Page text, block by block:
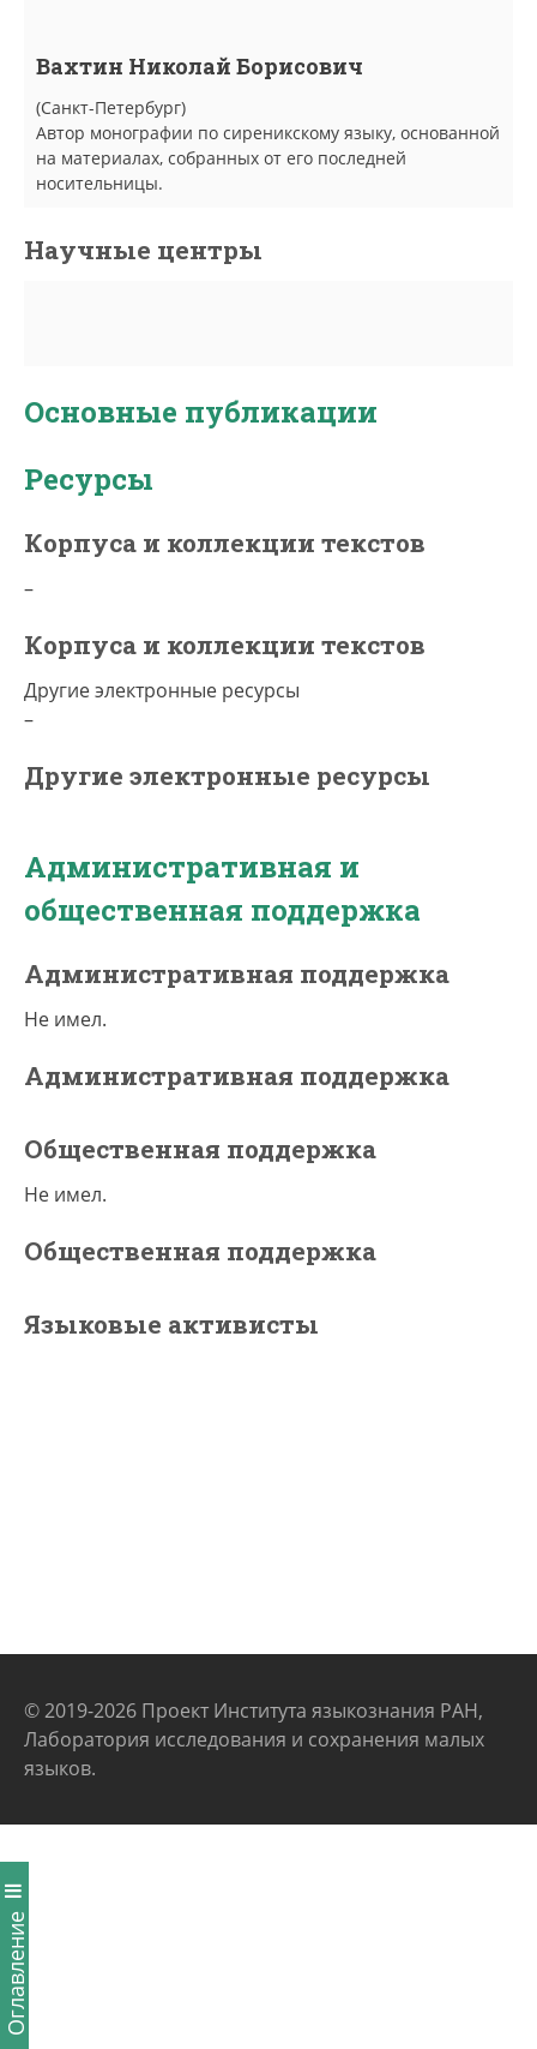
Оглавление
Вахтин Николай Борисович
(Санкт-Петербург)
Автор монографии по сиреникскому языку, основанной
на материалах, собранных от его последней
носительницы.
Научные центры
Основные публикации
Ресурсы
Корпуса и коллекции текстов
–
Корпуса и коллекции текстов
Другие электронные ресурсы
–
Другие электронные ресурсы
Административная и
общественная поддержка
Административная поддержка
Не имел.
Административная поддержка
Общественная поддержка
Не имел.
Общественная поддержка
Языковые активисты
© 2019-2026 Проект Института языкознания РАН,
Лаборатория исследования и сохранения малых
языков.